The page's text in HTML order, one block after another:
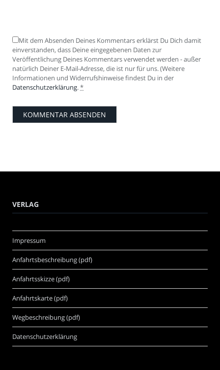
Mit dem Absenden Deines Kommentars erklärst Du Dich damit
einverstanden, dass Deine eingegebenen Daten zur
Veröffentlichung Deines Kommentars verwendet werden - außer
natürlich Deiner E-Mail-Adresse, die ist nur für uns. (Weitere
Informationen und Widerrufshinweise findest Du in der
Datenschutzerklärung.*
VERLAG
Impressum
Anfahrtsbeschreibung (pdf)
Anfahrtsskizze (pdf)
Anfahrtskarte (pdf)
Wegbeschreibung (pdf)
Datenschutzerklärung